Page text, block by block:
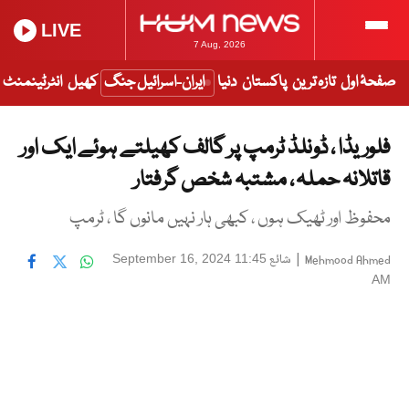
7 Aug, 2026
LIVE
صفحۂ اول تازہ ترین پاکستان دنیا ایران-اسرائیل جنگ کھیل انٹرٹینمنٹ
فلوریڈا ، ڈونلڈ ٹرمپ پر گالف کھیلتے ہوئے ایک اور
قاتلانہ حملہ ، مشتبہ شخص گرفتار
محفوظ اور ٹھیک ہوں ، کبھی ہار نہیں مانوں گا ، ٹرمپ
Mehmood Ahmed
| شائع September 16, 2024 11:45
AM